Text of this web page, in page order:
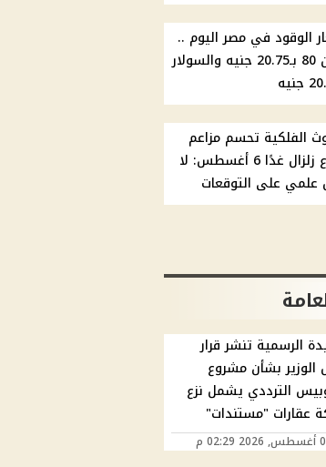
الوقود في مصر اليوم ..
بنزين 80 بـ20.75 جنيه والسولار
الفلكية تحسم مزاعم
وقوع زلزال غدًا 6 أغسطس: لا
علمي على التوقعات
الرسمية تنشر قرار
الوزير بشأن مشروع
الترددي يشمل نزع
عقارات "مستندات"